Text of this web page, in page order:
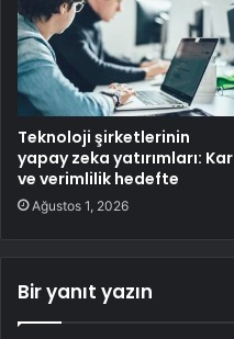
Teknoloji şirketlerinin
yapay zeka yatırımları: Kar
ve verimlilik hedefte
Ağustos 1, 2026
Bir yanıt yazın